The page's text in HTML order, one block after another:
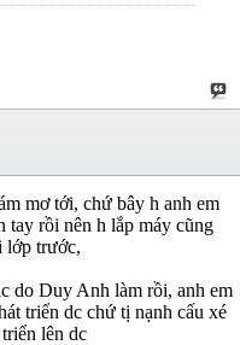
mơ tới, chứ bây h anh em
tay rồi nên h lắp máy cũng
lớp trước,
do Duy Anh làm rồi, anh em
triển dc chứ tị nạnh cấu xé
lên dc